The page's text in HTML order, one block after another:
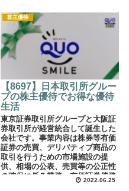
株主優待
【8697】日本取引所グルー
プの株主優待でお得な優待
生活
東京証券取引所グループと大阪証
券取引所が経営統合して誕生した
会社です。事業内容は株券等有価
証券の売買、デリバティブ商品の
取引を行うための市場施設の提
供、相場の公表、売買等の公正性
の確保に係る業務、有価証券債務
引受業等を展開しています。株主
2022.06.25